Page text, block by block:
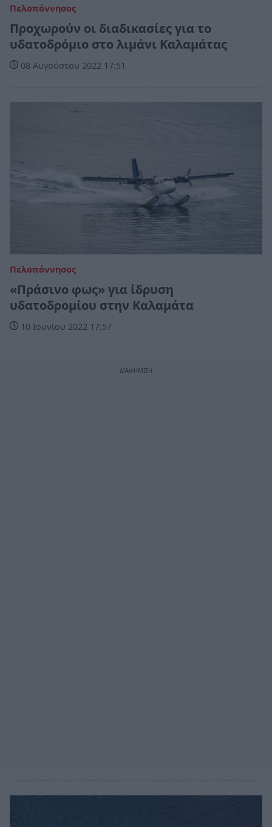
Πελοπόννησος
Προχωρούν οι διαδικασίες για το
υδατοδρόμιο στο λιμάνι Καλαμάτας
08 Αυγούστου 2022 17:51
Πελοπόννησος
«Πράσινο φως» για ίδρυση
υδατοδρομίου στην Καλαμάτα
10 Ιουνίου 2022 17:57